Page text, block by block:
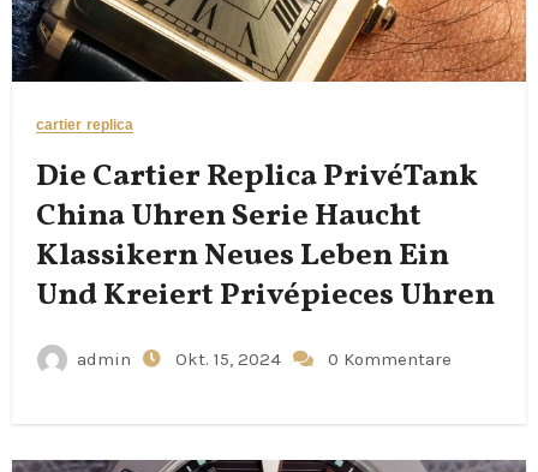
cartier replica
Die Cartier Replica PrivéTank
China Uhren Serie Haucht
Klassikern Neues Leben Ein
Und Kreiert Privépieces Uhren
admin Okt. 15, 2024 0 Kommentare